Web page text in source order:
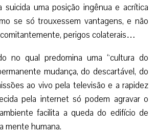
suicida uma posição ingênua e acrítica
se só trouxessem vantagens, e não
perigos colaterais…
no qual predomina uma “cultura do
mudança, do descartável, do
ao vivo pela televisão e a rapidez
pela internet só podem agravar o
facilita a queda do edifício de
mente humana.